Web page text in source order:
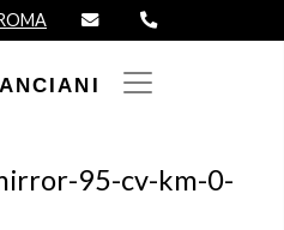
95-cv-km-0-